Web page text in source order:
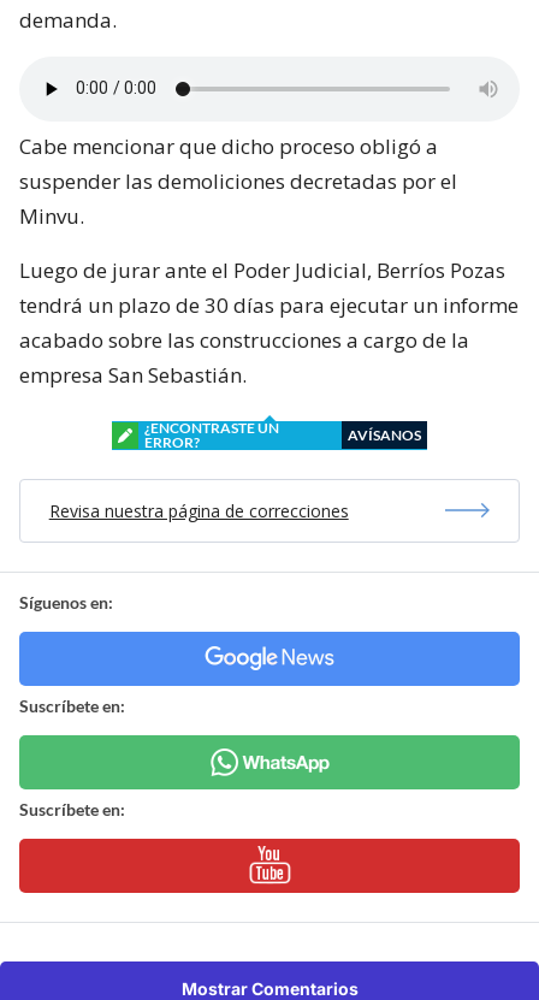
demanda.
Cabe mencionar que dicho proceso obligó a
suspender las demoliciones decretadas por el
Minvu.
Luego de jurar ante el Poder Judicial, Berríos Pozas
tendrá un plazo de 30 días para ejecutar un informe
acabado sobre las construcciones a cargo de la
empresa San Sebastián.
¿ENCONTRASTE UN
ERROR?
AVÍSANOS
Revisa nuestra página de correcciones
Síguenos en:
Suscríbete en:
Suscríbete en:
Mostrar Comentarios